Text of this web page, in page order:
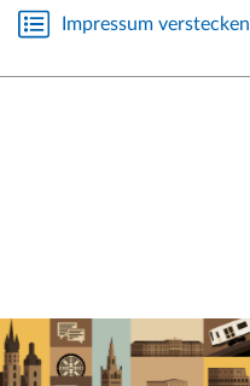
Impressum verstecken